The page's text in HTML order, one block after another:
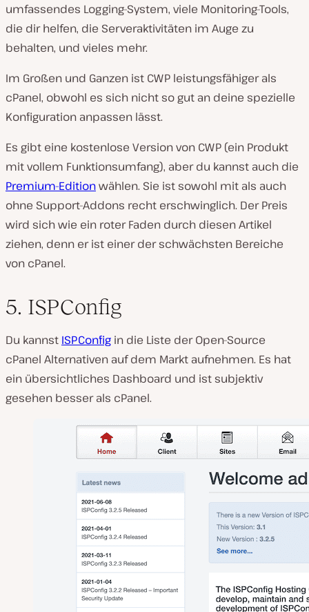
umfassendes Logging-System, viele Monitoring-Tools,
die dir helfen, die Serveraktivitäten im Auge zu
behalten, und vieles mehr.
Im Großen und Ganzen ist CWP leistungsfähiger als
cPanel, obwohl es sich nicht so gut an deine spezielle
Konfiguration anpassen lässt.
Es gibt eine kostenlose Version von CWP (ein Produkt
mit vollem Funktionsumfang), aber du kannst auch die
Premium-Editionwählen. Sie ist sowohl mit als auch
ohne Support-Addons recht erschwinglich. Der Preis
wird sich wie ein roter Faden durch diesen Artikel
ziehen, denn er ist einer der schwächsten Bereiche
von cPanel.
5. ISPConfig
Du kannst ISPConfig in die Liste der Open-Source
cPanel Alternativen auf dem Markt aufnehmen. Es hat
ein übersichtliches Dashboard und ist subjektiv
gesehen besser als cPanel.